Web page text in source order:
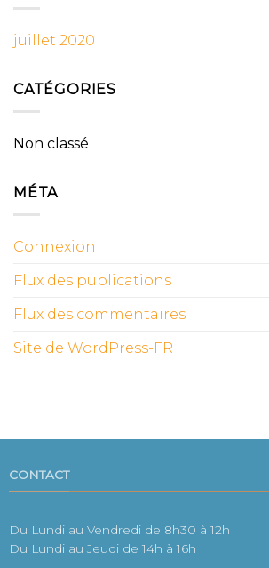
juillet 2020
CATÉGORIES
Non classé
MÉTA
Connexion
Flux des publications
Flux des commentaires
Site de WordPress-FR
CONTACT
Du Lundi au Vendredi de 8h30 à 12h
Du Lundi au Jeudi de 14h à 16h